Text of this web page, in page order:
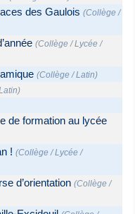
des Gaulois (Collège /
(Collège /Lycée /
(Collège /Latin)
)
de formation au lycée
! (Collège /Lycée /
d’orientation (Collège /